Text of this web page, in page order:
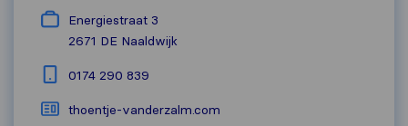
Energiestraat 3
2671 DE Naaldwijk
0174 290 839
thoentje-vanderzalm.com